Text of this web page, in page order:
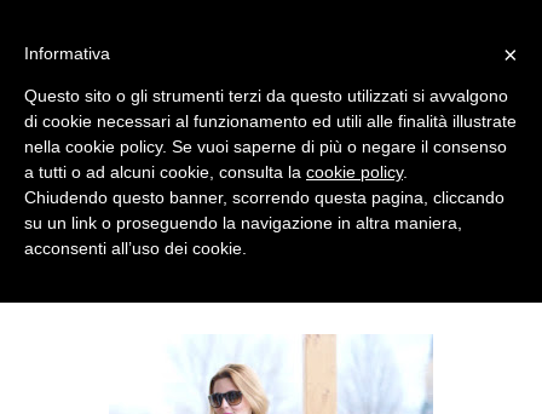
SUNDAY, JANUARY 22, 2012
×
Informativa
Questo sito o gli strumenti terzi da questo utilizzati si avvalgono
di cookie necessari al funzionamento ed utili alle finalità illustrate
nella cookie policy. Se vuoi saperne di più o negare il consenso
a tutti o ad alcuni cookie, consulta la cookie policy.
Chiudendo questo banner, scorrendo questa pagina, cliccando
su un link o proseguendo la navigazione in altra maniera,
acconsenti all’uso dei cookie.